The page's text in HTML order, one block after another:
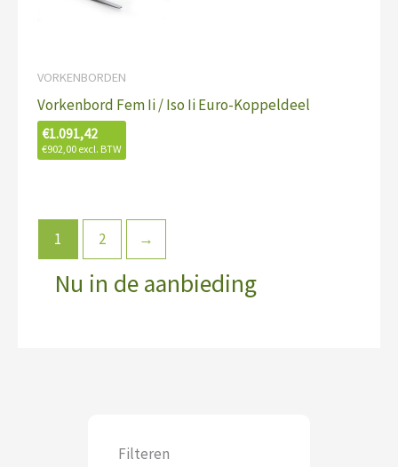
VORKENBORDEN
Vorkenbord Fem Ii / Iso Ii Euro-Koppeldeel
€1.091,42
€902,00 excl. BTW
1 2 →
Nu in de aanbieding
Filteren